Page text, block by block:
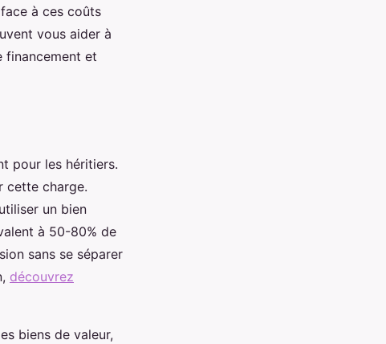
à ces coûts
vous aider à
financement et
pour les héritiers.
cette charge.
un bien
à 50-80% de
sans se séparer
découvrez
biens de valeur,